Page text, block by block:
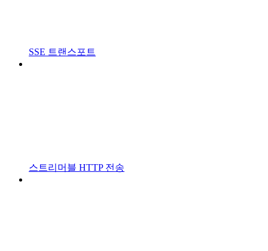
SSE 트랜스포트
스트리머블 HTTP 전송